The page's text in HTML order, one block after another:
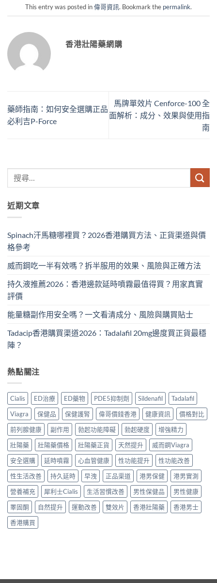
This entry was posted in偉哥資訊. Bookmark the permalink.
香港壯陽藥網購
藥師指南：如何安全選購正品
必利吉P-Force
馬牌單效片 Cenforce-100 全
面解析：成分、效果與使用指
南
近期文章
Spinach汗馬糖哪裡買？2026香港購買方法、正貨渠道與價
格參考
威而鋼吃一半有效嗎？拆半服用的效果、風險與正確方法
持久液推薦2026：香港邊款延時噴霧最值得買？用家真實
評價
能量糖副作用安全嗎？一文看清成分、風險與購買貼士
Tadacip香港購買渠道2026：Tadalafil 20mg邊度買正貨最穩
陣？
熱點關注
Cialis ED治療 ED藥物 PDE5抑制劑 Sildenafil
Tadalafil
Viagra
保健品 保健護腎 偉哥價錢香港 健康資訊
價格對比
前列腺健康
副作用 勃起功能障礙 勃起硬度
增強精力
壯陽藥
壯陽藥價格 壯陽藥正貨 天然提升
威而鋼Viagra
安全選購
延時噴霧 心血管健康 性功能提升
性功能改善
性生活改善
持久延時 早洩 正品渠道 港男保健
港男實測
營養補充
犀利士Cialis 生活習慣改善 男性保健品
男性健康
睪固酮
自然提升 運動改善 雙效片 香港壯陽藥
香港男士
香港購買